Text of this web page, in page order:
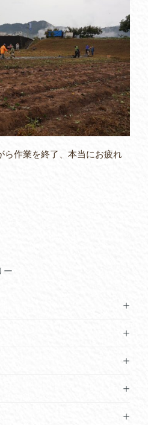
ら作業を終了、本当にお疲れ
ー